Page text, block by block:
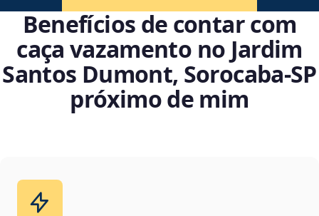
Benefícios de contar com
caça vazamento no Jardim
Santos Dumont, Sorocaba‑SP
próximo de mim